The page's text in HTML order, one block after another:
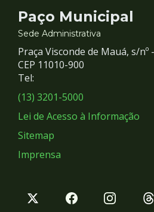
Contato
e
Redes
Sociais
Paço Municipal
Sede Administrativa
Praça Visconde de Mauá, s/nº
CEP 11010-900
Tel:
(13) 3201-5000
Lei de Acesso à Informação
Sitemap
Imprensa